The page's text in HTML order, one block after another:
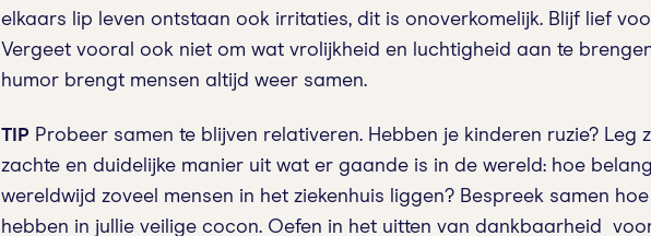
elkaars lip leven ontstaan ook irritaties, dit is onoverkomelijk. Blijf lief
Vergeet vooral ook niet om wat vrolijkheid en luchtigheid aan te brengen
humor brengt mensen altijd weer samen.
TIP Probeer samen te blijven relativeren. Hebben je kinderen ruzie? Leg
zachte en duidelijke manier uit wat er gaande is in de wereld: hoe
wereldwijd zoveel mensen in het ziekenhuis liggen? Bespreek samen
hebben in jullie veilige cocon. Oefen in het uitten van dankbaarheid